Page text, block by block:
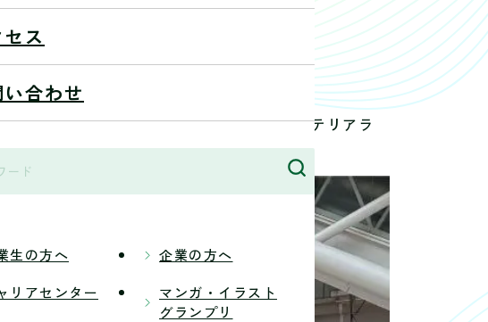
ス
合わせ
生の方へ
企業の方へ
リアセンター
マンガ・イラスト
グランプリ
6/18
2年生が国内外約400社が出展する「インテリアラ